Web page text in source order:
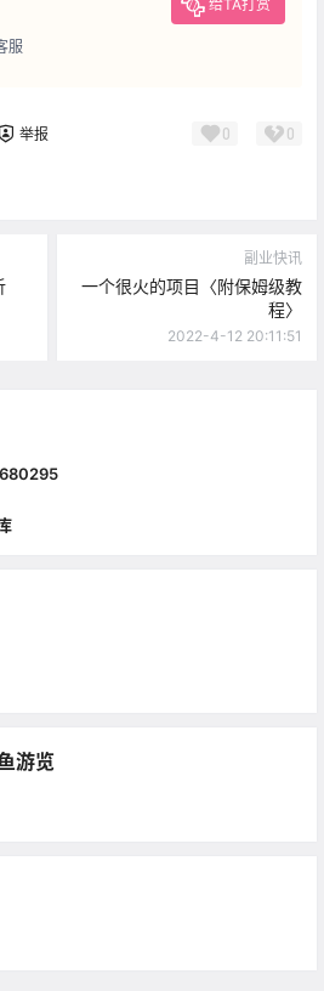
给TA打赏
服
举报 0 0
副业快讯
一个很火的项目〈附保姆级教
程〉
2022-4-12 20:11:51
游览